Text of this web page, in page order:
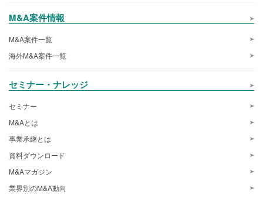
M&A案件情報
M&A案件一覧
海外M&A案件一覧
セミナー・ナレッジ
セミナー
M&Aとは
事業承継とは
資料ダウンロード
M&Aマガジン
業界別のM&A動向